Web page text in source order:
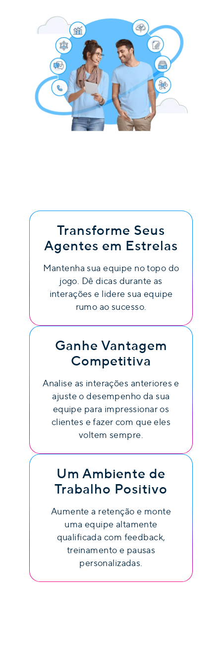
Transforme Seus
Agentes em Estrelas
Mantenha sua equipe no topo do
jogo. Dê dicas durante as
interações e lidere sua equipe
rumo ao sucesso.
Ganhe Vantagem
Competitiva
Analise as interações anteriores e
ajuste o desempenho da sua
equipe para impressionar os
clientes e fazer com que eles
voltem sempre.
Um Ambiente de
Trabalho Positivo
Aumente a retenção e monte
uma equipe altamente
qualificada com feedback,
treinamento e pausas
personalizadas.